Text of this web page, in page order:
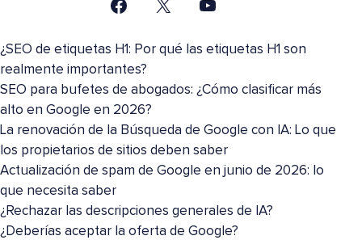
¿SEO de etiquetas H1: Por qué las etiquetas H1 son
realmente importantes?
SEO para bufetes de abogados: ¿Cómo clasificar más
alto en Google en 2026?
La renovación de la Búsqueda de Google con IA: Lo que
los propietarios de sitios deben saber
Actualización de spam de Google en junio de 2026: lo
que necesita saber
¿Rechazar las descripciones generales de IA?
¿Deberías aceptar la oferta de Google?